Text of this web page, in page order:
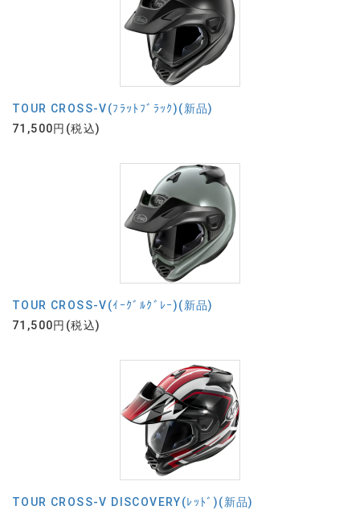
TOUR CROSS-V(ﾌﾗｯﾄﾌﾞﾗｯｸ)(新品)
71,500円(税込)
TOUR CROSS-V(ｲｰｸﾞﾙｸﾞﾚｰ)(新品)
71,500円(税込)
TOUR CROSS-V DISCOVERY(ﾚｯﾄﾞ)(新品)